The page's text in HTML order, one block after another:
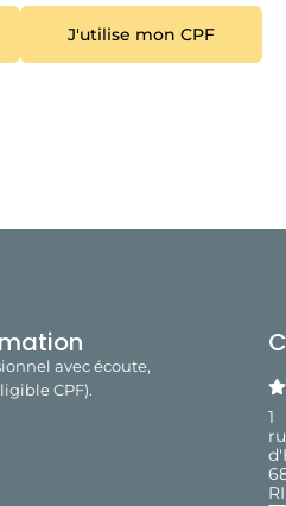
J'utilise mon CPF
avec écoute,
CPF).
1